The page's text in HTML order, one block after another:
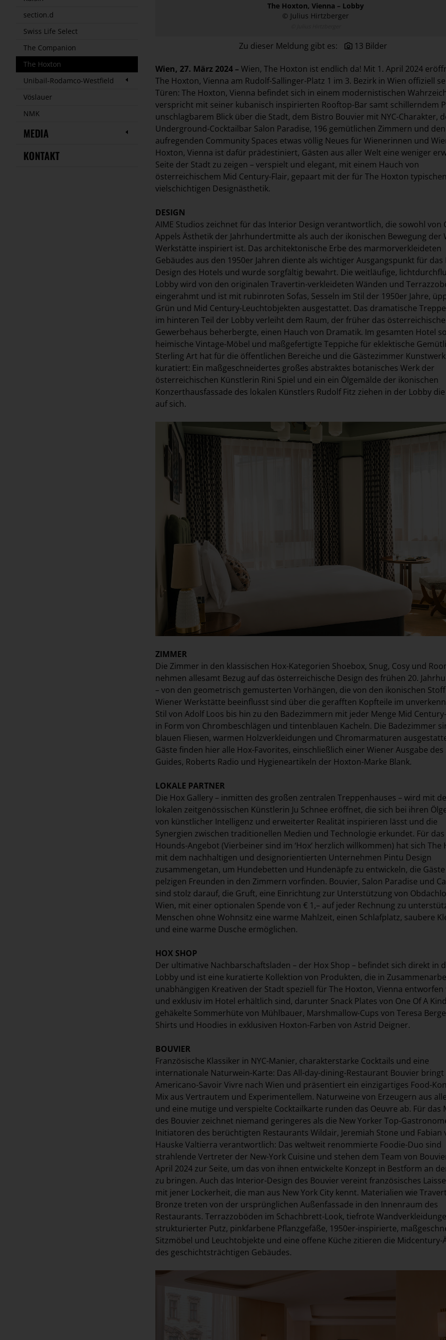
section.d
Swiss Life Select
The Companion
The Hoxton
Unibail-Rodamco-Westfield
Vöslauer
NMK
MEDIA
KONTAKT
The Hoxton, Vienna – Lobby
© Julius Hirtzberger
Zu dieser Meldung gibt es: 13 Bilder
Wien, 27. März 2024 – Wien, The Hoxton ist endlich da! Mit 1. April 2024
The Hoxton, Vienna am Rudolf-Sallinger-Platz 1 im 3. Bezirk in Wien offiziell
Türen: The Hoxton, Vienna befindet sich in einem modernistischen
verspricht mit seiner kubanisch inspirierten Rooftop-Bar samt schillerndem
unschlagbarem Blick über die Stadt, dem Bistro Bouvier mit NYC-Charakter,
Underground-Cocktailbar Salon Paradise, 196 gemütlichen Zimmern und den
aufregenden Community Spaces etwas völlig Neues für Wienerinnen und
Hoxton, Vienna ist dafür prädestiniert, Gästen aus aller Welt eine weniger
Seite der Stadt zu zeigen – verspielt und elegant, mit einem Hauch von
österreichischem Mid Century-Flair, gepaart mit der für The Hoxton
vielschichtigen Designästhetik.
DESIGN
AIME Studios zeichnet für das Interior Design verantwortlich, die sowohl von
Appels Ästhetik der Jahrhundertmitte als auch der ikonischen Bewegung der
Werkstätte inspiriert ist. Das architektonische Erbe des marmorverkleideten
Gebäudes aus den 1950er Jahren diente als wichtiger Ausgangspunkt für
Design des Hotels und wurde sorgfältig bewahrt. Die weitläufige,
Lobby wird von den originalen Travertin-verkleideten Wänden und
eingerahmt und ist mit rubinroten Sofas, Sesseln im Stil der 1950er Jahre,
Grün und Mid Century-Leuchtobjekten ausgestattet. Das dramatische
im hinteren Teil der Lobby verleiht dem Raum, der früher das österreichische
Gewerbehaus beherbergte, einen Hauch von Dramatik. Im gesamten Hotel
heimische Vintage-Möbel und maßgefertigte Teppiche für eklektische
Sterling Art hat für die öffentlichen Bereiche und die Gästezimmer
kuratiert: Ein maßgeschneidertes großes abstraktes botanisches Werk der
österreichischen Künstlerin Rini Spiel und ein ein Ölgemälde der ikonischen
Konzerthausfassade des lokalen Künstlers Rudolf Fitz ziehen in der Lobby
auf sich.
ZIMMER
Die Zimmer in den klassischen Hox-Kategorien Shoebox, Snug, Cosy und
nehmen allesamt Bezug auf das österreichische Design des frühen 20.
– von den geometrisch gemusterten Vorhängen, die von den ikonischen
Wiener Werkstätte beeinflusst sind über die gerafften Kopfteile im
Stil von Adolf Loos bis hin zu den Badezimmern mit jeder Menge Mid
in Form von Chrombeschlägen und tintenblauen Kacheln. Die Badezimmer
blauen Fliesen, warmen Holzverkleidungen und Chromarmaturen
Gäste finden hier alle Hox-Favorites, einschließlich einer Wiener Ausgabe des
Guides, Roberts Radio und Hygieneartikeln der Hoxton-Marke Blank.
LOKALE PARTNER
Die Hox Gallery – inmitten des großen zentralen Treppenhauses – wird mit
lokalen zeitgenössischen Künstlerin Ju Schnee eröffnet, die sich bei ihren
von künstlicher Intelligenz und erweiterter Realität inspirieren lässt und die
Synergien zwischen traditionellen Medien und Technologie erkundet. Für
Hounds-Angebot (Vierbeiner sind im ‘Hox‘ herzlich willkommen) hat sich The
mit dem nachhaltigen und designorientierten Unternehmen Pintu Design
zusammengetan, um Hundebetten und Hundenäpfe zu entwickeln, die Gäste
pelzigen Freunden in den Zimmern vorfinden. Bouvier, Salon Paradise und
sind stolz darauf, die Gruft, eine Einrichtung zur Unterstützung von
Wien, mit einer optionalen Spende von € 1,– auf jeder Rechnung zu
Menschen ohne Wohnsitz eine warme Mahlzeit, einen Schlafplatz, saubere
und eine warme Dusche ermöglichen.
HOX SHOP
Der ultimative Nachbarschaftsladen – der Hox Shop – befindet sich direkt in
Lobby und ist eine kuratierte Kollektion von Produkten, die in
unabhängigen Kreativen der Stadt speziell für The Hoxton, Vienna
und exklusiv im Hotel erhältlich sind, darunter Snack Plates von One Of A
gehäkelte Sommerhüte von Mühlbauer, Marshmallow-Cups von Teresa
Shirts und Hoodies in exklusiven Hoxton-Farben von Astrid Deigner.
BOUVIER
Französische Klassiker in NYC-Manier, charakterstarke Cocktails und eine
internationale Naturwein-Karte: Das All-day-dining-Restaurant Bouvier bringt
Americano-Savoir Vivre nach Wien und präsentiert ein einzigartiges Food-
Mix aus Vertrautem und Experimentellem. Naturweine von Erzeugern aus
und eine mutige und verspielte Cocktailkarte runden das Oeuvre ab. Für das
des Bouvier zeichnet niemand geringeres als die New Yorker Top-
Initiatoren des berüchtigten Restaurants Wildair, Jeremiah Stone und Fabian
Hauske Valtierra verantwortlich: Das weltweit renommierte Foodie-Duo sind
strahlende Vertreter der New-York Cuisine und stehen dem Team von
April 2024 zur Seite, um das von ihnen entwickelte Konzept in Bestform an
zu bringen. Auch das Interior-Design des Bouvier vereint französisches
mit jener Lockerheit, die man aus New York City kennt. Materialien wie
Bronze treten von der ursprünglichen Außenfassade in den Innenraum des
Restaurants. Terrazzoböden im Schachbrett-Look, tiefrote
strukturierter Putz, pinkfarbene Pflanzgefäße, 1950er-inspirierte,
Sitzmöbel und Leuchtobjekte und eine offene Küche zitieren die Midcentury-
des geschichtsträchtigen Gebäudes.